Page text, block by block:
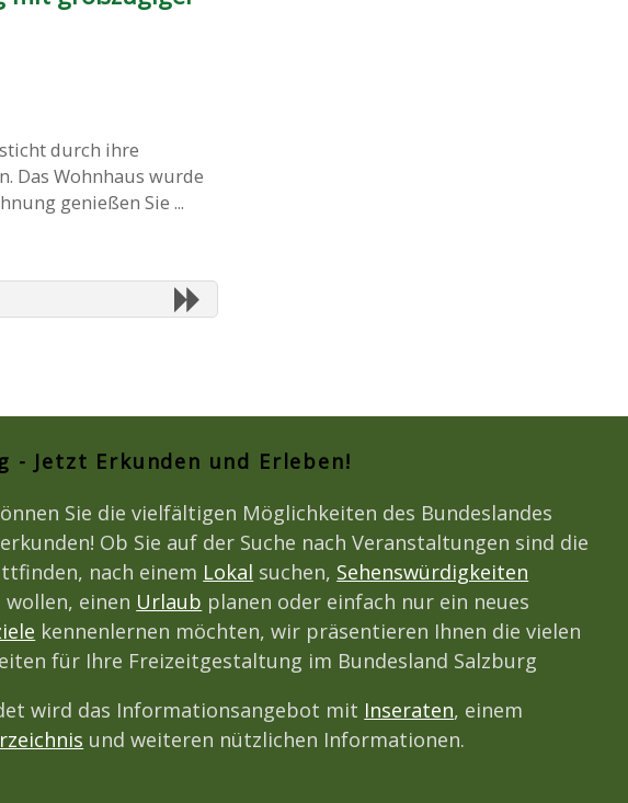
durch ihre
Das Wohnhaus wurde
genießen Sie ...
- Jetzt Erkunden und Erleben!
Sie die vielfältigen Möglichkeiten des Bundeslandes
Ob Sie auf der Suche nach Veranstaltungen sind die
nach einem Lokal suchen, Sehenswürdigkeiten
einen Urlaub planen oder einfach nur ein neues
kennenlernen möchten, wir präsentieren Ihnen die vielen
für Ihre Freizeitgestaltung im Bundesland Salzburg
wird das Informationsangebot mit Inseraten, einem
und weiteren nützlichen Informationen.